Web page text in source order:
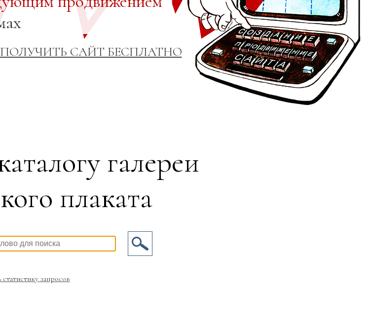
ПОЛУЧИТЬ САЙТ БЕСПЛАТНО
галереи
плаката
запросов